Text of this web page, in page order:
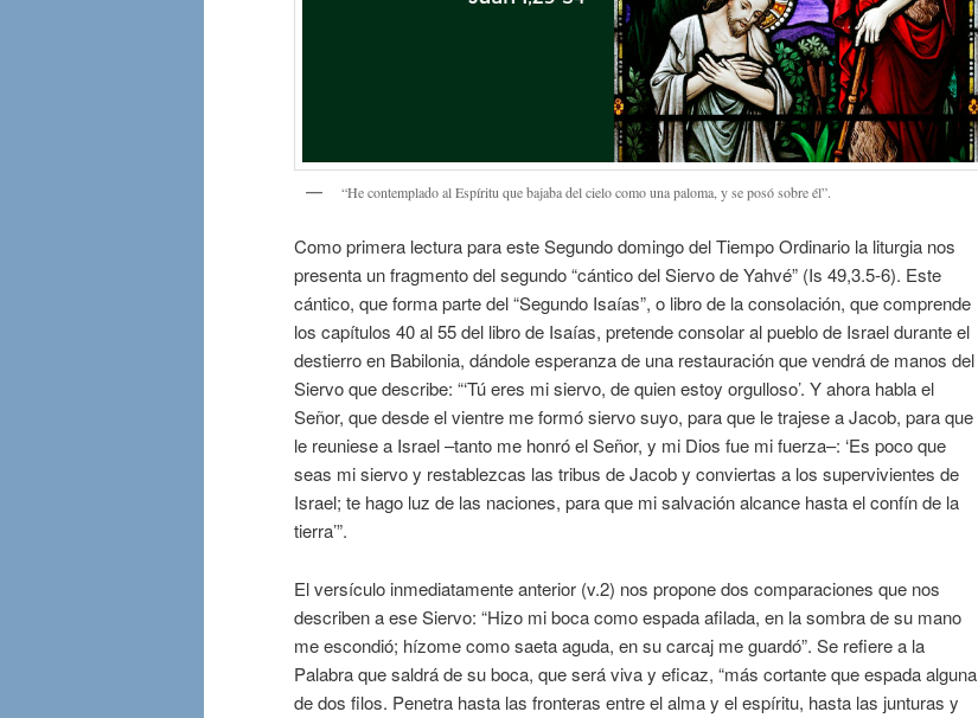
“He contemplado al Espíritu que bajaba del cielo como una paloma, y se posó sobre él”.
Como primera lectura para este Segundo domingo del Tiempo Ordinario la liturgia nos
presenta un fragmento del segundo “cántico del Siervo de Yahvé” (Is 49,3.5-6). Este
cántico, que forma parte del “Segundo Isaías”, o libro de la consolación, que comprende
los capítulos 40 al 55 del libro de Isaías, pretende consolar al pueblo de Israel durante el
destierro en Babilonia, dándole esperanza de una restauración que vendrá de manos del
Siervo que describe: “‘Tú eres mi siervo, de quien estoy orgulloso’. Y ahora habla el
Señor, que desde el vientre me formó siervo suyo, para que le trajese a Jacob, para que
le reuniese a Israel –tanto me honró el Señor, y mi Dios fue mi fuerza–: ‘Es poco que
seas mi siervo y restablezcas las tribus de Jacob y conviertas a los supervivientes de
Israel; te hago luz de las naciones, para que mi salvación alcance hasta el confín de la
tierra’”.
El versículo inmediatamente anterior (v.2) nos propone dos comparaciones que nos
describen a ese Siervo: “Hizo mi boca como espada afilada, en la sombra de su mano
me escondió; hízome como saeta aguda, en su carcaj me guardó”. Se refiere a la
Palabra que saldrá de su boca, que será viva y eficaz, “más cortante que espada alguna
de dos filos. Penetra hasta las fronteras entre el alma y el espíritu, hasta las junturas y